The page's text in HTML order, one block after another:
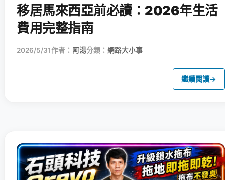
移居馬來西亞前必讀：2026年生活
費用完整指南
2026/5/31作者： 阿湯分類： 網路大小事
繼續閱讀→